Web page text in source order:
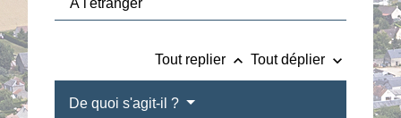
Tout replier keyboard_arrow_up Tout déplier keyboard_arrow_down
De quoi s'agit-il ?